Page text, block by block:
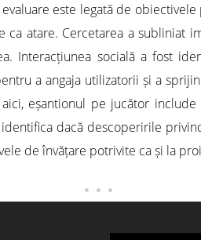
este legată de
atare. Cercetarea a
Interacțiunea socială a fost
a angaja utilizatorii și a
eșantionul pe jucător
dacă descoperirile
de învățare potrivite ca și la